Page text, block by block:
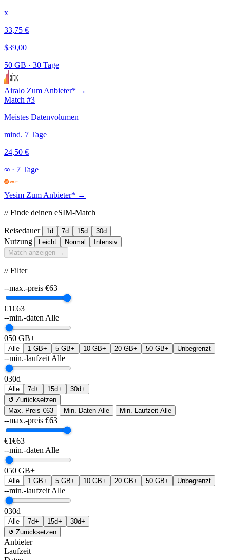
x
33,75 €
$39,00
50 GB · 30 Tage
Airalo Zum Anbieter* →
Match #3
Meistes Datenvolumen
mind. 7 Tage
24,50 €
∞ · 7 Tage
Yesim Zum Anbieter* →
// Finde deinen eSIM-Match
Reisedauer 1d 7d 15d 30d
Nutzung Leicht Normal
Intensiv
Match anzeigen →
// Filter
--max.-preis €63
€1€63
--min.-daten Alle
050 GB+
Alle 1 GB+ 5 GB+ 10 GB+ 20 GB+ 50 GB+ Unbegrenzt
--min.-laufzeit Alle
030d
Alle 7d+ 15d+
30d+
↺ Zurücksetzen
Max. Preis €63 Min. Daten Alle Min. Laufzeit Alle
--max.-preis €63
€1€63
--min.-daten Alle
050 GB+
Alle 1 GB+ 5 GB+ 10 GB+ 20 GB+ 50 GB+ Unbegrenzt
--min.-laufzeit Alle
030d
Alle 7d+ 15d+
30d+
↺ Zurücksetzen
Anbieter
Laufzeit